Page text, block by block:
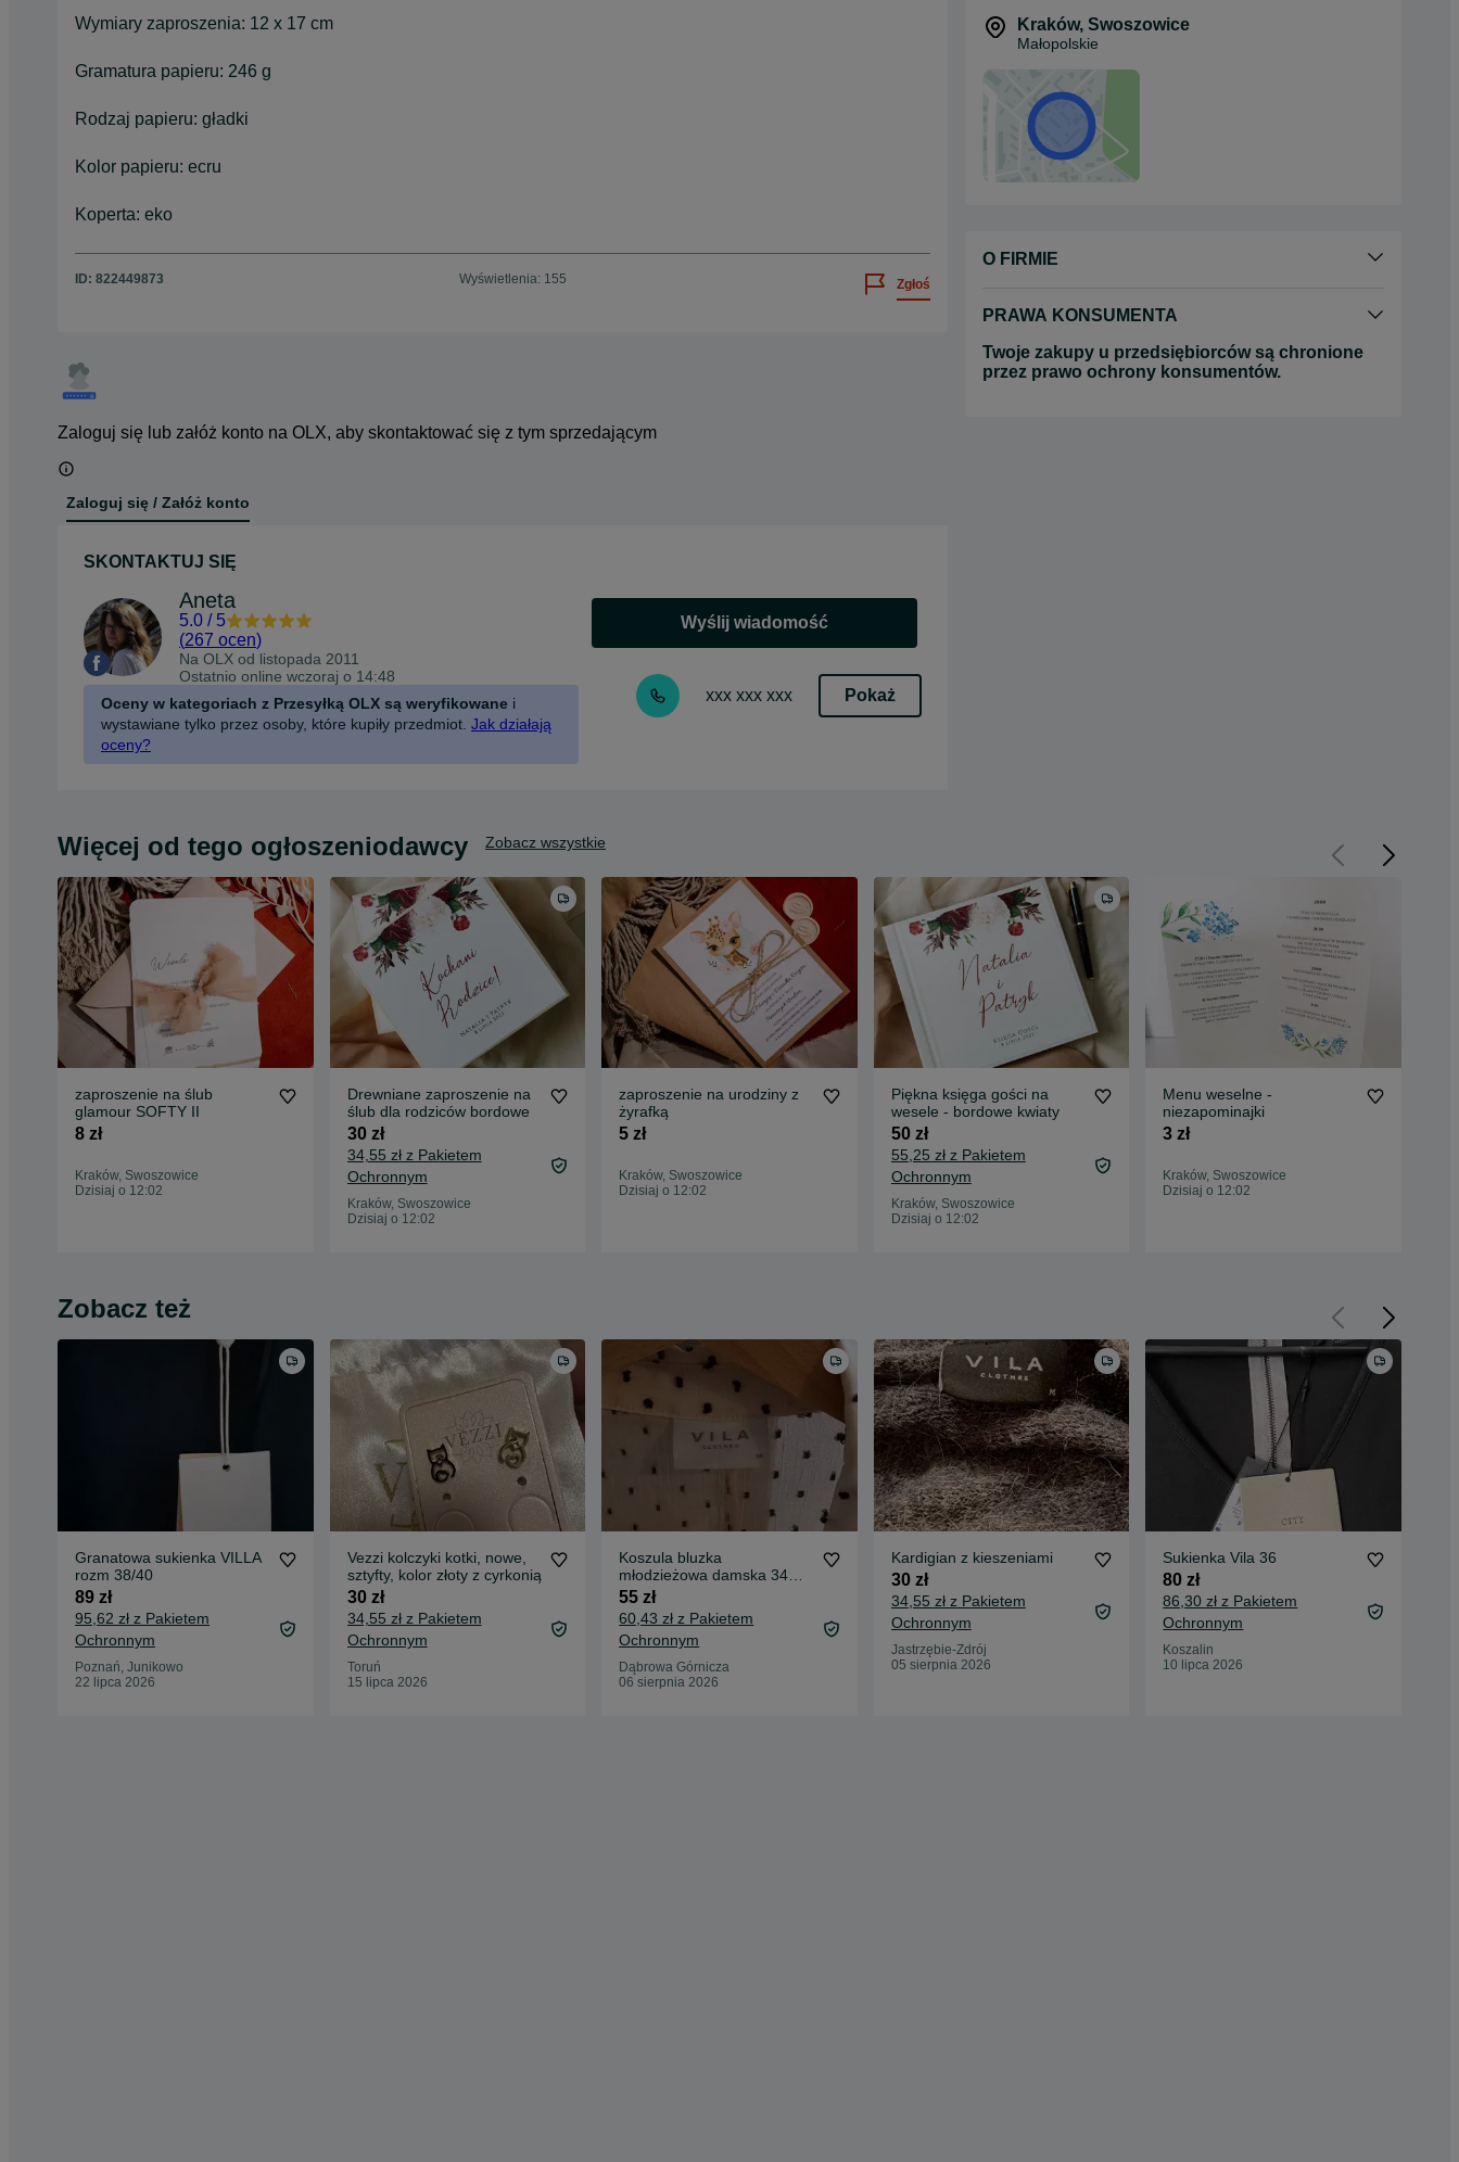
Wymiary zaproszenia: 12 x 17 cm
Gramatura papieru: 246 g
Rodzaj papieru: gładki
Kolor papieru: ecru
Koperta: eko
ID: 822449873 Wyświetlenia: 155 Zgłoś
Zaloguj się lub załóż konto na OLX, aby skontaktować się z tym sprzedającym
Zaloguj się / Załóż konto
SKONTAKTUJ SIĘ
Aneta
5.0 / 5
(267 ocen)
Na OLX od listopada 2011
Ostatnio online wczoraj o 14:48
Oceny w kategoriach z Przesyłką OLX są weryfikowane i
wystawiane tylko przez osoby, które kupiły przedmiot. Jak działają
oceny?
Wyślij wiadomość
xxx xxx xxx Pokaż
Kraków, Swoszowice
Małopolskie
O FIRMIE
PRAWA KONSUMENTA
Twoje zakupy u przedsiębiorców są chronione
przez prawo ochrony konsumentów.
Więcej od tego ogłoszeniodawcy Zobacz wszystkie
zaproszenie na ślub
glamour SOFTY II
8 zł
Kraków, Swoszowice
Dzisiaj o 12:02
Drewniane zaproszenie na
ślub dla rodziców bordowe
30 zł
34,55 zł z Pakietem
Ochronnym
Kraków, Swoszowice
Dzisiaj o 12:02
zaproszenie na urodziny z
żyrafką
5 zł
Kraków, Swoszowice
Dzisiaj o 12:02
Piękna księga gości na
wesele - bordowe kwiaty
50 zł
55,25 zł z Pakietem
Ochronnym
Kraków, Swoszowice
Dzisiaj o 12:02
Menu weselne -
niezapominajki
3 zł
Kraków, Swoszowice
Dzisiaj o 12:02
Zobacz też
Granatowa sukienka VILLA
rozm 38/40
89 zł
95,62 zł z Pakietem
Ochronnym
Poznań, Junikowo
22 lipca 2026
Vezzi kolczyki kotki, nowe,
sztyfty, kolor złoty z cyrkonią
30 zł
34,55 zł z Pakietem
Ochronnym
Toruń
15 lipca 2026
Koszula bluzka
młodzieżowa damska 34
Vila Clothes serduszka
kropki
55 zł
60,43 zł z Pakietem
Ochronnym
Dąbrowa Górnicza
06 sierpnia 2026
Kardigian z kieszeniami
30 zł
34,55 zł z Pakietem
Ochronnym
Jastrzębie-Zdrój
05 sierpnia 2026
Sukienka Vila 36
80 zł
86,30 zł z Pakietem
Ochronnym
Koszalin
10 lipca 2026